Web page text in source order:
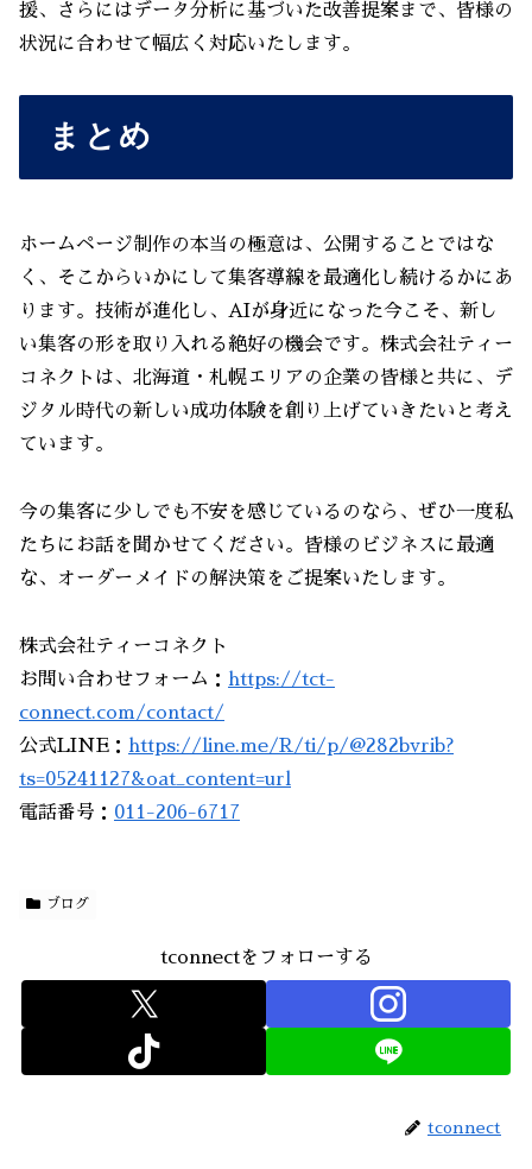
援、さらにはデータ分析に基づいた改善提案まで、皆様の
状況に合わせて幅広く対応いたします。
まとめ
ホームページ制作の本当の極意は、公開することではな
く、そこからいかにして集客導線を最適化し続けるかにあ
ります。技術が進化し、AIが身近になった今こそ、新し
い集客の形を取り入れる絶好の機会です。株式会社ティー
コネクトは、北海道・札幌エリアの企業の皆様と共に、デ
ジタル時代の新しい成功体験を創り上げていきたいと考え
ています。
今の集客に少しでも不安を感じているのなら、ぜひ一度私
たちにお話を聞かせてください。皆様のビジネスに最適
な、オーダーメイドの解決策をご提案いたします。
株式会社ティーコネクト
お問い合わせフォーム：
https://tct-
connect.com/contact/
公式LINE：
https://line.me/R/ti/p/@282bvrib?
ts=05241127&oat_content=url
電話番号： 011-206-6717
ブログ
tconnectをフォローする
tconnect